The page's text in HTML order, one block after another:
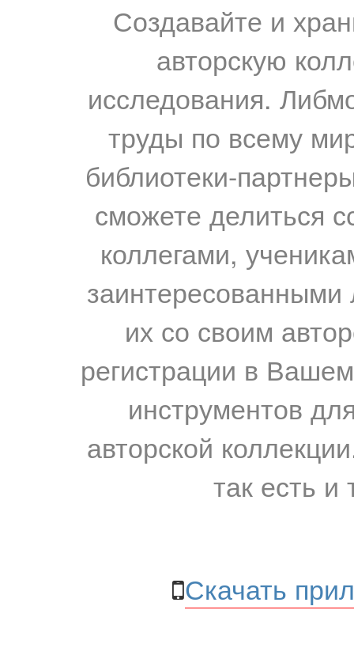
Создавайте и
авторскую
исследования.
труды по всему
библиотеки-
сможете делиться
коллегами,
их со своим
регистрации в
инструментов
авторской
так есть и
Скачать